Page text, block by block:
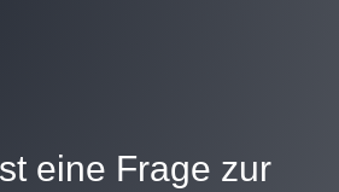
eine Frage zur